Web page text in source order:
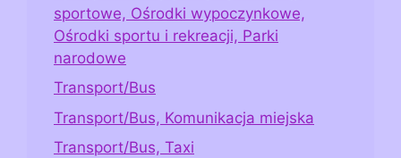
sportowe, Ośrodki wypoczynkowe,
Ośrodki sportu i rekreacji, Parki
narodowe
Transport/Bus
Transport/Bus, Komunikacja miejska
Transport/Bus, Taxi